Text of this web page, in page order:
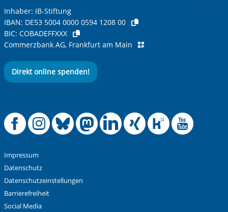
Inhaber: IB-Stiftung
IBAN: DE53 5004 0000 0594 1208 00
BIC: COBADEFFXXX
Commerzbank AG, Frankfurt am Main
Direkt online spenden!
Offizielle
Offizielle
Offizielle
Offizielle
Offizielle
Impressum
Datenschutz
Datenschutzeinstellungen
Barrierefreiheit
Social Media